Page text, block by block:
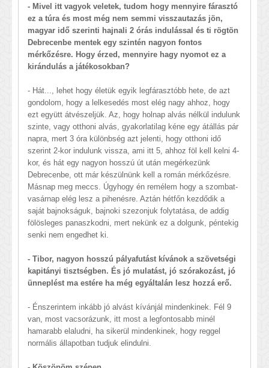
- Mivel itt vagyok veletek, tudom hogy mennyire fárasztó
ez a túra és most még nem semmi visszautazás jön,
magyar idő szerinti hajnali 2 órás indulással és ti rögtön
Debrecenbe mentek egy szintén nagyon fontos
mérkőzésre. Hogy érzed, mennyire hagy nyomot ez a
kirándulás a játékosokban?
- Hát..., lehet hogy életük egyik legfárasztóbb hete, de azt
gondolom, hogy a lelkesedés most elég nagy ahhoz, hogy
ezt együtt átvészeljük. Az, hogy holnap alvás nélkül indulunk
szinte, vagy otthoni alvás, gyakorlatilag kéne egy átállás pár
napra, mert 3 óra különbség azt jelenti, hogy otthoni idő
szerint 2-kor indulunk vissza, ami itt 5, ahhoz föl kell kelni 4-
kor, és hát egy nagyon hosszú út után megérkezünk
Debrecenbe, ott már készülnünk kell a román mérkőzésre.
Másnap meg meccs. Úgyhogy én remélem hogy a szombat-
vasárnap elég lesz a pihenésre. Aztán hétfőn kezdődik a
saját bajnokságuk, bajnoki szezonjuk folytatása, de addig
fölösleges panaszkodni, mert nekünk ez a dolgunk, péntekig
senki nem engedhet ki.
- Tibor, nagyon hosszú pályafutást kívánok a szövetségi
kapitányi tisztségben. És jó mulatást, jó szórakozást, jó
ünneplést ma estére ha még egyáltalán lesz hozzá erő.
- Énszerintem inkább jó alvást kívánjál mindenkinek. Fél 9
van, most vacsorázunk, itt most a legfontosabb minél
hamarabb elaludni, ha sikerül mindenkinek, hogy reggel
normális állapotban tudjuk elindulni.